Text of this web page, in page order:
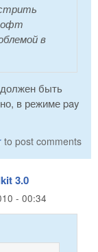
в
должен быть
в режиме pay
to post comments
3.0
- 00:34